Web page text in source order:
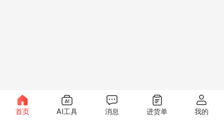
首页 AI工具 消息 进货单 我的